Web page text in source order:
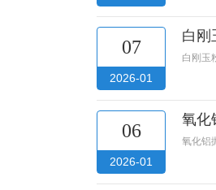
07
2026-01
白刚
白刚玉
06
2026-01
氧化
氧化铝